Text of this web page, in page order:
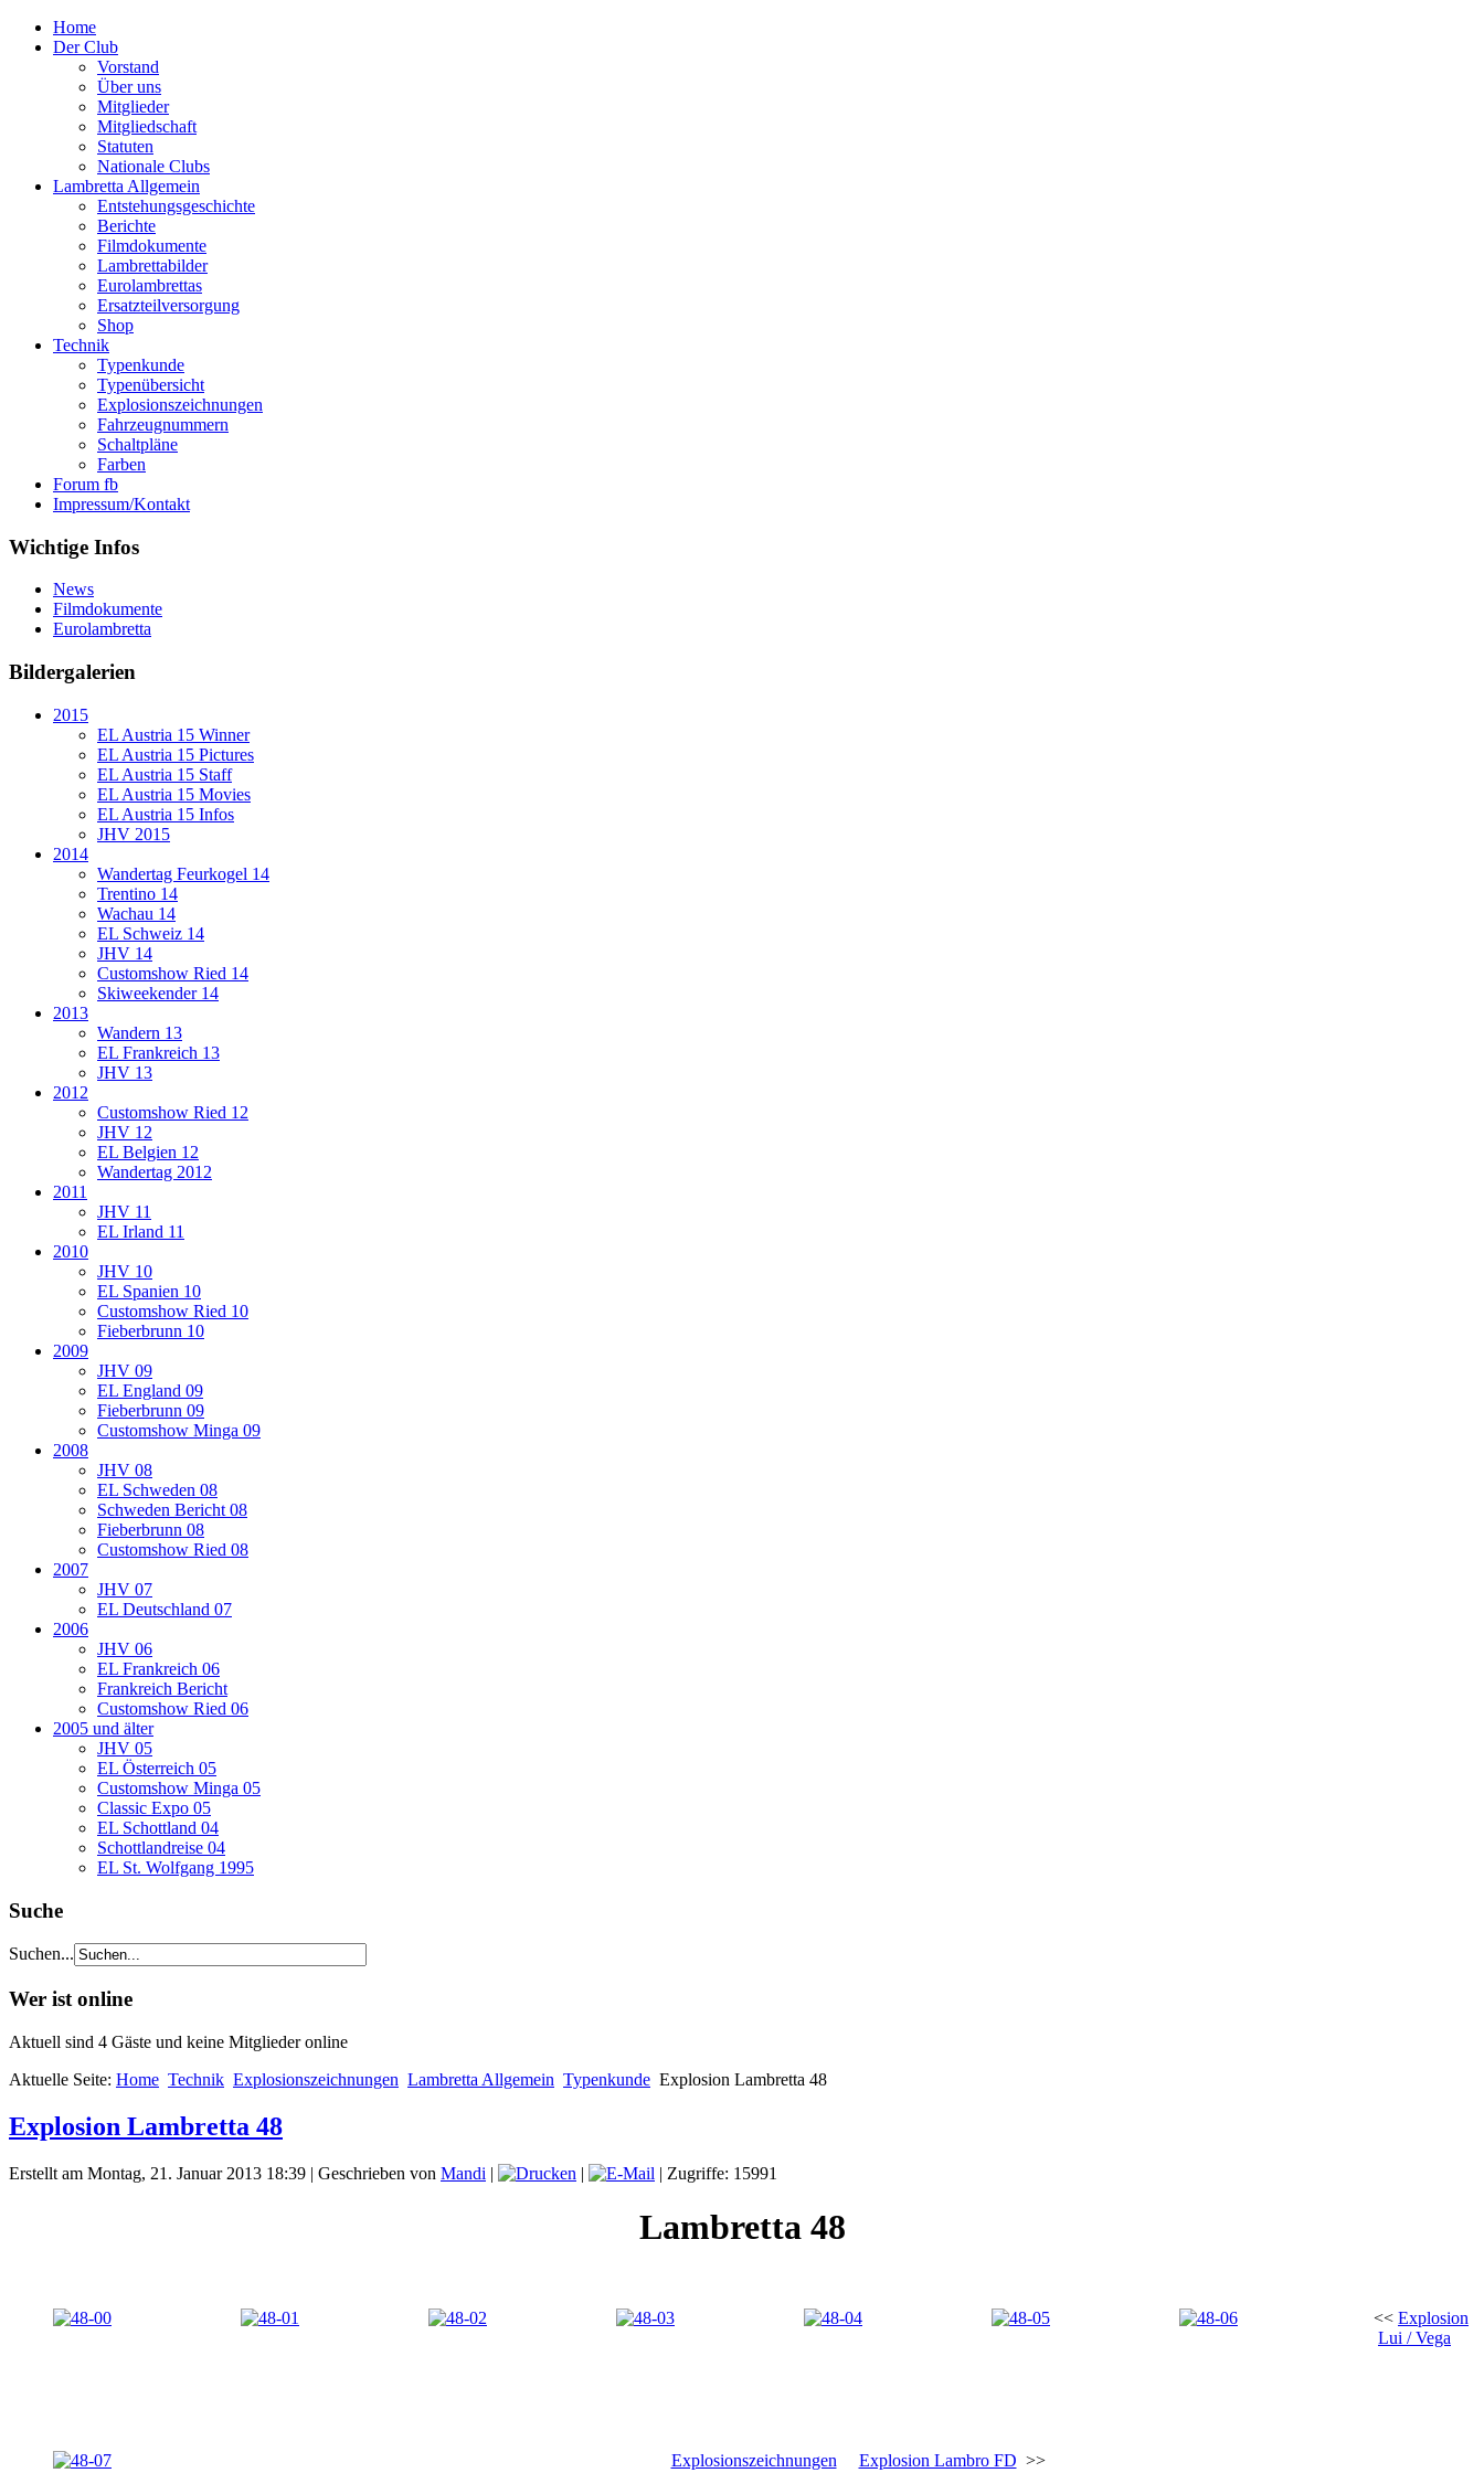
Home
Der Club
Vorstand
Über uns
Mitglieder
Mitgliedschaft
Statuten
Nationale Clubs
Lambretta Allgemein
Entstehungsgeschichte
Berichte
Filmdokumente
Lambrettabilder
Eurolambrettas
Ersatzteilversorgung
Shop
Technik
Typenkunde
Typenübersicht
Explosionszeichnungen
Fahrzeugnummern
Schaltpläne
Farben
Forum fb
Impressum/Kontakt
Wichtige Infos
News
Filmdokumente
Eurolambretta
Bildergalerien
2015
EL Austria 15 Winner
EL Austria 15 Pictures
EL Austria 15 Staff
EL Austria 15 Movies
EL Austria 15 Infos
JHV 2015
2014
Wandertag Feurkogel 14
Trentino 14
Wachau 14
EL Schweiz 14
JHV 14
Customshow Ried 14
Skiweekender 14
2013
Wandern 13
EL Frankreich 13
JHV 13
2012
Customshow Ried 12
JHV 12
EL Belgien 12
Wandertag 2012
2011
JHV 11
EL Irland 11
2010
JHV 10
EL Spanien 10
Customshow Ried 10
Fieberbrunn 10
2009
JHV 09
EL England 09
Fieberbrunn 09
Customshow Minga 09
2008
JHV 08
EL Schweden 08
Schweden Bericht 08
Fieberbrunn 08
Customshow Ried 08
2007
JHV 07
EL Deutschland 07
2006
JHV 06
EL Frankreich 06
Frankreich Bericht
Customshow Ried 06
2005 und älter
JHV 05
EL Österreich 05
Customshow Minga 05
Classic Expo 05
EL Schottland 04
Schottlandreise 04
EL St. Wolfgang 1995
Suche
Suchen...
Wer ist online
Aktuell sind 4 Gäste und keine Mitglieder online
Aktuelle Seite: Home Technik Explosionszeichnungen Lambretta Allgemein Typenkunde Explosion Lambretta 48
Explosion Lambretta 48
Erstellt am Montag, 21. Januar 2013 18:39 | Geschrieben von Mandi | | | Zugriffe: 15991
Lambretta 48
<< Explosion
Lui / Vega
Explosionszeichnungen Explosion Lambro FD >>